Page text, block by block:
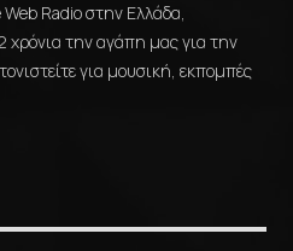
Radio στην Ελλάδα,
χρόνια την αγάπη μας για την
για μουσική, εκπομπές